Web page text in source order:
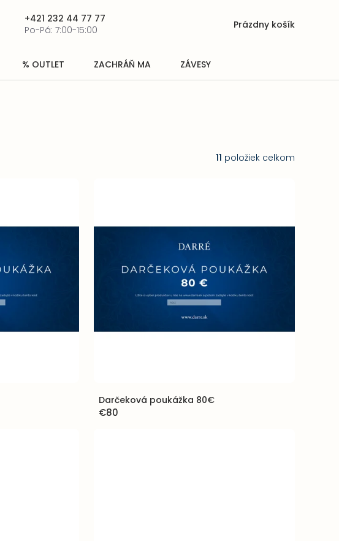
+421 232 44 77 77
Po-Pá: 7:00-15:00
Nákupný
Prázdny košík
% OUTLET ZACHRÁŇ MA ZÁVESY
11 položiek celkom
Darčeková poukážka 80€
€80